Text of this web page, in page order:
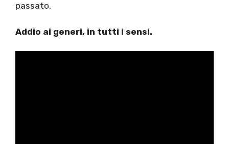
passato.
Addio ai generi, in tutti i sensi.